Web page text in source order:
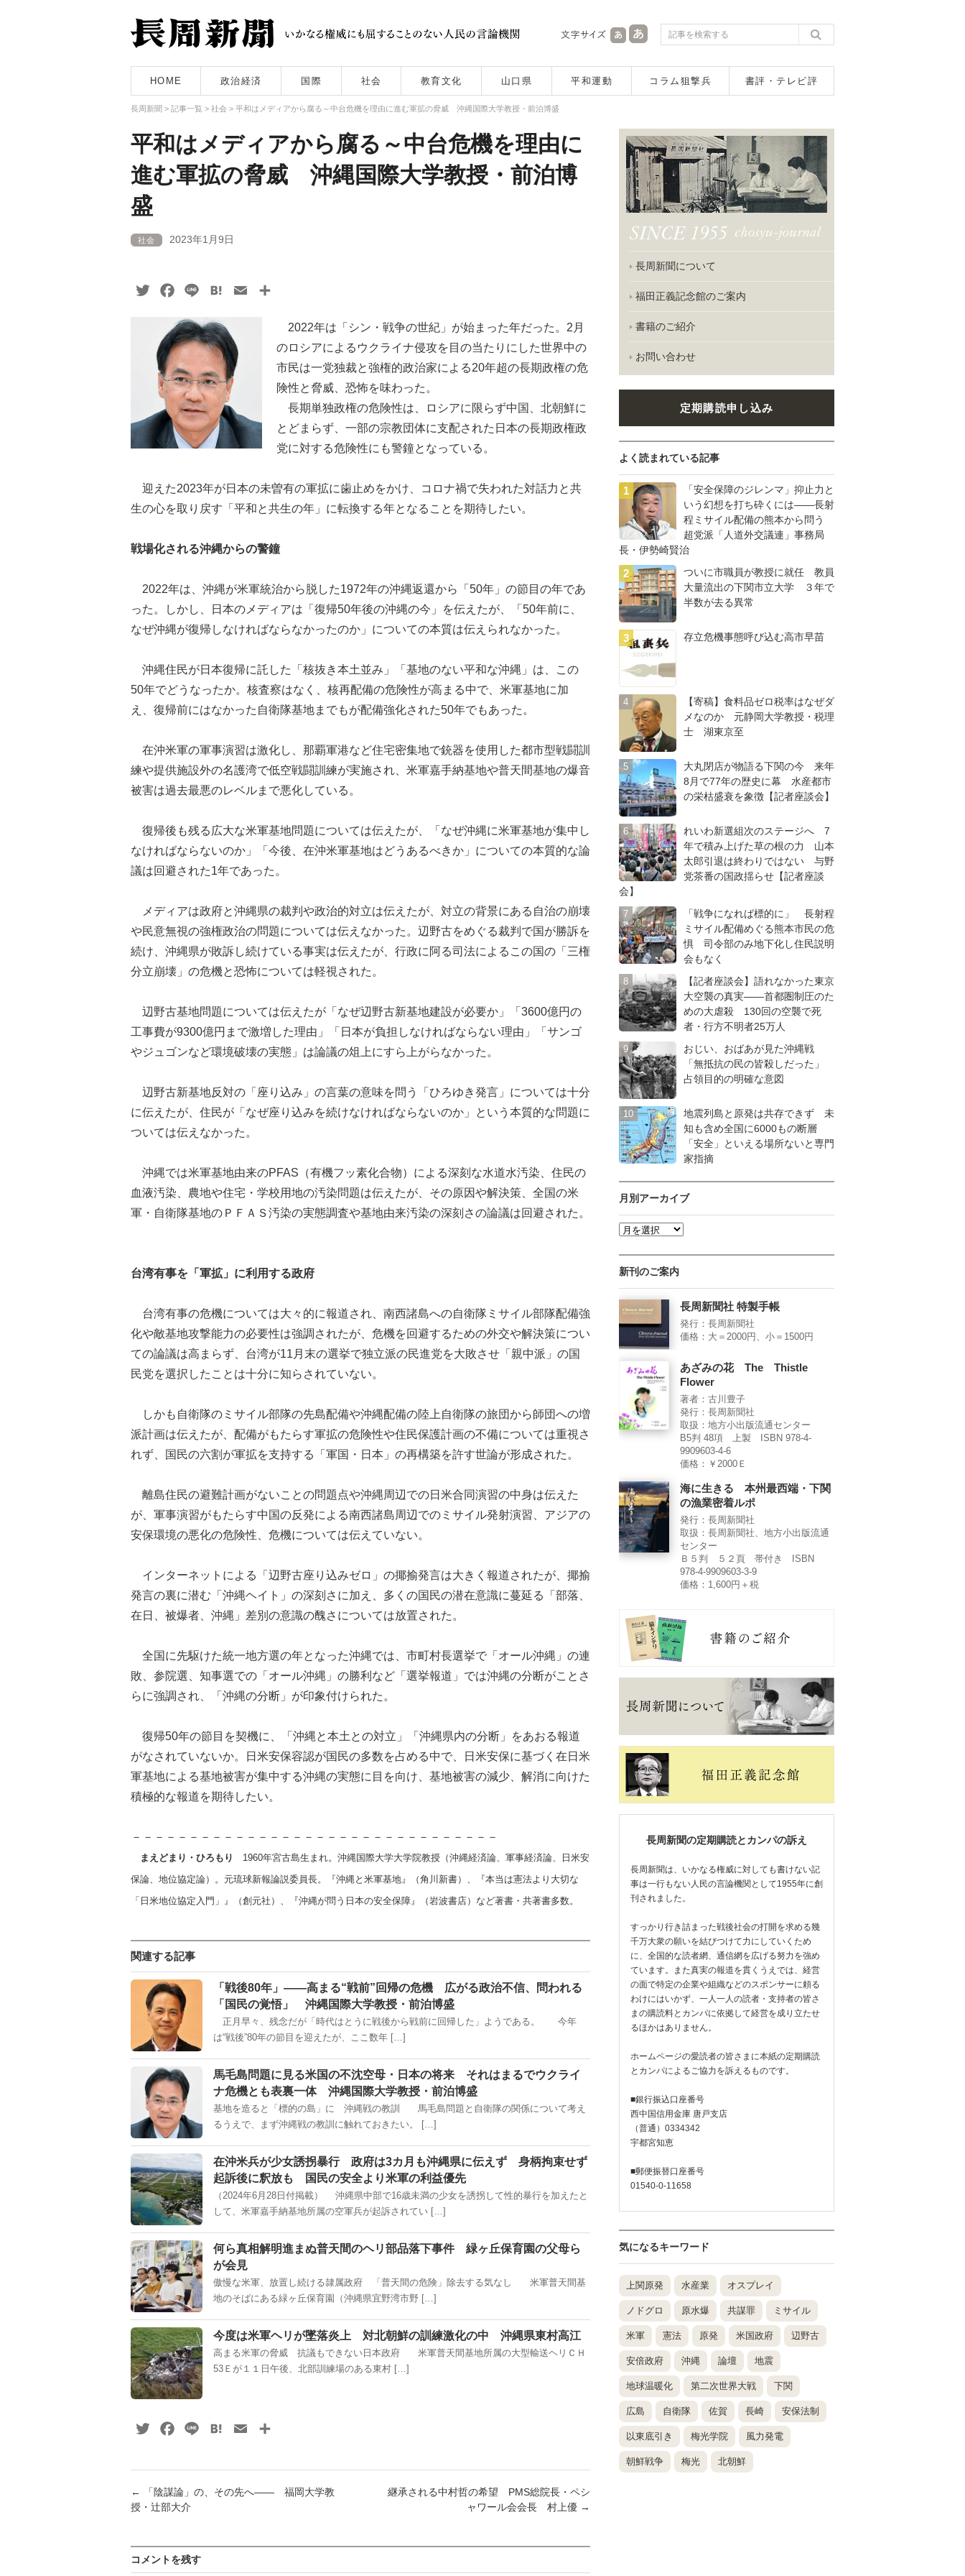
HOME 政治経済 国際 社会 教育文化 山口県 平和運動 コラム狙撃兵 書評・テレビ評
長周新聞 > 記事一覧 > 社会 > 平和はメディアから腐る～中台危機を理由に進む軍拡の脅威 沖縄国際大学教授・前泊博盛
平和はメディアから腐る～中台危機を理由に
進む軍拡の脅威 沖縄国際大学教授・前泊博
盛
社会 2023年1月9日
TwitterFacebook
Line HatenaEmail
2022年は「シン・戦争の世紀」が始まった年だった。2月
のロシアによるウクライナ侵攻を目の当たりにした世界中の
市民は一党独裁と強権的政治家による20年超の長期政権の危
険性と脅威、恐怖を味わった。
長期単独政権の危険性は、ロシアに限らず中国、北朝鮮に
とどまらず、一部の宗教団体に支配された日本の長期政権政
党に対する危険性にも警鐘となっている。
迎えた2023年が日本の未曽有の軍拡に歯止めをかけ、コロナ禍で失われた対話力と共
生の心を取り戻す「平和と共生の年」に転換する年となることを期待したい。
戦場化される沖縄からの警鐘
2022年は、沖縄が米軍統治から脱した1972年の沖縄返還から「50年」の節目の年であ
った。しかし、日本のメディアは「復帰50年後の沖縄の今」を伝えたが、「50年前に、
なぜ沖縄が復帰しなければならなかったのか」についての本質は伝えられなかった。
沖縄住民が日本復帰に託した「核抜き本土並み」「基地のない平和な沖縄」は、この
50年でどうなったか。核査察はなく、核再配備の危険性が高まる中で、米軍基地に加
え、復帰前にはなかった自衛隊基地までもが配備強化された50年でもあった。
在沖米軍の軍事演習は激化し、那覇軍港など住宅密集地で銃器を使用した都市型戦闘訓
練や提供施設外の名護湾で低空戦闘訓練が実施され、米軍嘉手納基地や普天間基地の爆音
被害は過去最悪のレベルまで悪化している。
復帰後も残る広大な米軍基地問題については伝えたが、「なぜ沖縄に米軍基地が集中し
なければならないのか」「今後、在沖米軍基地はどうあるべきか」についての本質的な論
議は回避された1年であった。
メディアは政府と沖縄県の裁判や政治的対立は伝えたが、対立の背景にある自治の崩壊
や民意無視の強権政治の問題については伝えなかった。辺野古をめぐる裁判で国が勝訴を
続け、沖縄県が敗訴し続けている事実は伝えたが、行政に阿る司法によるこの国の「三権
分立崩壊」の危機と恐怖については軽視された。
辺野古基地問題については伝えたが「なぜ辺野古新基地建設が必要か」「3600億円の
工事費が9300億円まで激増した理由」「日本が負担しなければならない理由」「サンゴ
やジュゴンなど環境破壊の実態」は論議の俎上にすら上がらなかった。
辺野古新基地反対の「座り込み」の言葉の意味を問う「ひろゆき発言」については十分
に伝えたが、住民が「なぜ座り込みを続けなければならないのか」という本質的な問題に
ついては伝えなかった。
沖縄では米軍基地由来のPFAS（有機フッ素化合物）による深刻な水道水汚染、住民の
血液汚染、農地や住宅・学校用地の汚染問題は伝えたが、その原因や解決策、全国の米
軍・自衛隊基地のＰＦＡＳ汚染の実態調査や基地由来汚染の深刻さの論議は回避された。
台湾有事を「軍拡」に利用する政府
台湾有事の危機については大々的に報道され、南西諸島への自衛隊ミサイル部隊配備強
化や敵基地攻撃能力の必要性は強調されたが、危機を回避するための外交や解決策につい
ての論議は高まらず、台湾が11月末の選挙で独立派の民進党を大敗させ「親中派」の国
民党を選択したことは十分に知らされていない。
しかも自衛隊のミサイル部隊の先島配備や沖縄配備の陸上自衛隊の旅団から師団への増
派計画は伝えたが、配備がもたらす軍拡の危険性や住民保護計画の不備については重視さ
れず、国民の六割が軍拡を支持する「軍国・日本」の再構築を許す世論が形成された。
離島住民の避難計画がないことの問題点や沖縄周辺での日米合同演習の中身は伝えた
が、軍事演習がもたらす中国の反発による南西諸島周辺でのミサイル発射演習、アジアの
安保環境の悪化の危険性、危機については伝えていない。
インターネットによる「辺野古座り込みゼロ」の揶揄発言は大きく報道されたが、揶揄
発言の裏に潜む「沖縄ヘイト」の深刻さに加え、多くの国民の潜在意識に蔓延る「部落、
在日、被爆者、沖縄」差別の意識の醜さについては放置された。
全国に先駆けた統一地方選の年となった沖縄では、市町村長選挙で「オール沖縄」の連
敗、参院選、知事選での「オール沖縄」の勝利など「選挙報道」では沖縄の分断がことさ
らに強調され、「沖縄の分断」が印象付けられた。
復帰50年の節目を契機に、「沖縄と本土との対立」「沖縄県内の分断」をあおる報道
がなされていないか。日米安保容認が国民の多数を占める中で、日米安保に基づく在日米
軍基地による基地被害が集中する沖縄の実態に目を向け、基地被害の減少、解消に向けた
積極的な報道を期待したい。
－－－－－－－－－－－－－－－－－－－－－－－－－－－－－－－－
まえどまり・ひろもり
1960年宮古島生まれ。沖縄国際大学大学院教授（沖縄経済論、軍事経済論、日米安
保論、地位協定論）。元琉球新報論説委員長。『沖縄と米軍基地』（角川新書）、『本当は憲法より大切な
「日米地位協定入門」』（創元社）、『沖縄が問う日本の安全保障』（岩波書店）など著書・共著書多数。
関連する記事
「戦後80年」――高まる“戦前”回帰の危機 広がる政治不信、問われる
「国民の覚悟」 沖縄国際大学教授・前泊博盛
正月早々、残念だが「時代はとうに戦後から戦前に回帰した」ようである。 今年
は“戦後”80年の節目を迎えたが、ここ数年 […]
馬毛島問題に見る米国の不沈空母・日本の将来 それはまるでウクライ
ナ危機とも表裏一体 沖縄国際大学教授・前泊博盛
基地を造ると「標的の島」に 沖縄戦の教訓 馬毛島問題と自衛隊の関係について考え
るうえで、まず沖縄戦の教訓に触れておきたい。 […]
在沖米兵が少女誘拐暴行 政府は3カ月も沖縄県に伝えず 身柄拘束せず
起訴後に釈放も 国民の安全より米軍の利益優先
（2024年6月28日付掲載） 沖縄県中部で16歳未満の少女を誘拐して性的暴行を加えたと
して、米軍嘉手納基地所属の空軍兵が起訴されてい […]
何ら真相解明進まぬ普天間のヘリ部品落下事件 緑ヶ丘保育園の父母ら
が会見
傲慢な米軍、放置し続ける隷属政府 「普天間の危険」除去する気なし 米軍普天間基
地のそばにある緑ヶ丘保育園（沖縄県宜野湾市野 […]
今度は米軍ヘリが墜落炎上 対北朝鮮の訓練激化の中 沖縄県東村高江
高まる米軍の脅威 抗議もできない日本政府 米軍普天間基地所属の大型輸送ヘリＣＨ
53Ｅが１１日午後、北部訓練場のある東村 […]
TwitterFacebook
Line HatenaEmail
←
「陰謀論」の、その先へ―― 福岡大学教
授・辻部大介
継承される中村哲の希望 PMS総院長・ペシ
ャワール会会長 村上優 →
コメントを残す
長周新聞について
福田正義記念館のご案内
書籍のご紹介
お問い合わせ
定期購読申し込み
よく読まれている記事
「安全保障のジレンマ」抑止力と
いう幻想を打ち砕くには――長射
程ミサイル配備の熊本から問う
超党派「人道外交議連」事務局
長・伊勢崎賢治
ついに市職員が教授に就任 教員
大量流出の下関市立大学 ３年で
半数が去る異常
存立危機事態呼び込む高市早苗
【寄稿】食料品ゼロ税率はなぜダ
メなのか 元静岡大学教授・税理
士 湖東京至
大丸閉店が物語る下関の今 来年
8月で77年の歴史に幕 水産都市
の栄枯盛衰を象徴【記者座談会】
れいわ新選組次のステージへ 7
年で積み上げた草の根の力 山本
太郎引退は終わりではない 与野
党茶番の国政揺らせ【記者座談
会】
「戦争になれば標的に」 長射程
ミサイル配備めぐる熊本市民の危
惧 司令部のみ地下化し住民説明
会もなく
【記者座談会】語れなかった東京
大空襲の真実――首都圏制圧のた
めの大虐殺 130回の空襲で死
者・行方不明者25万人
おじい、おばあが見た沖縄戦
「無抵抗の民の皆殺しだった」
占領目的の明確な意図
地震列島と原発は共存できず 未
知も含め全国に6000もの断層
「安全」といえる場所ないと専門
家指摘
月別アーカイブ
新刊のご案内
長周新聞社 特製手帳
発行：長周新聞社
価格：大＝2000円、小＝1500円
あざみの花 The Thistle
Flower
著者：古川豊子
発行：長周新聞社
取扱：地方小出版流通センター
B5判 48項 上製 ISBN 978-4-
9909603-4-6
価格：￥2000Ｅ
海に生きる 本州最西端・下関
の漁業密着ルポ
発行：長周新聞社
取扱：長周新聞社、地方小出版流通
センター
Ｂ５判 ５２頁 帯付き ISBN
978-4-9909603-3-9
価格：1,600円＋税
長周新聞の定期購読とカンパの訴え
長周新聞は、いかなる権威に対しても書けない記
事は一行もない人民の言論機関として1955年に創
刊されました。
すっかり行き詰まった戦後社会の打開を求める幾
千万大衆の願いを結びつけて力にしていくため
に、全国的な読者網、通信網を広げる努力を強め
ています。また真実の報道を貫くうえでは、経営
の面で特定の企業や組織などのスポンサーに頼る
わけにはいかず、一人一人の読者・支持者の皆さ
まの購読料とカンパに依拠して経営を成り立たせ
るほかはありません。
ホームページの愛読者の皆さまに本紙の定期購読
とカンパによるご協力を訴えるものです。
■銀行振込口座番号
西中国信用金庫 唐戸支店
（普通）0334342
宇都宮知恵
■郵便振替口座番号
01540-0-11658
気になるキーワード
上関原発 水産業 オスプレイ
ノドグロ 原水爆 共謀罪 ミサイル
米軍 憲法 原発 米国政府 辺野古
安倍政府 沖縄 論壇 地震
地球温暖化 第二次世界大戦 下関
広島 自衛隊 佐賀 長崎 安保法制
以東底引き 梅光学院 風力発電
朝鮮戦争 梅光 北朝鮮